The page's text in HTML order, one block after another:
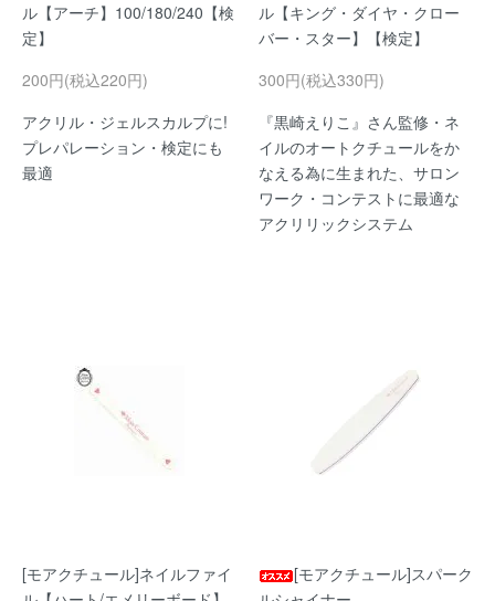
ル【アーチ】100/180/240【検
定】
200円(税込220円)
アクリル・ジェルスカルプに!
プレパレーション・検定にも
最適
ル【キング・ダイヤ・クロー
バー・スター】【検定】
300円(税込330円)
『黒崎えりこ』さん監修・ネ
イルのオートクチュールをか
なえる為に生まれた、サロン
ワーク・コンテストに最適な
アクリリックシステム
[モアクチュール]ネイルファイ
[モアクチュール]スパーク